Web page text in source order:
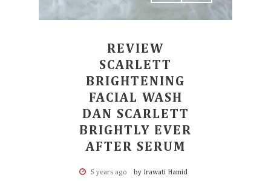
REVIEW
SCARLETT
BRIGHTENING
FACIAL WASH
DAN SCARLETT
BRIGHTLY EVER
AFTER SERUM
5 years ago by Irawati Hamid